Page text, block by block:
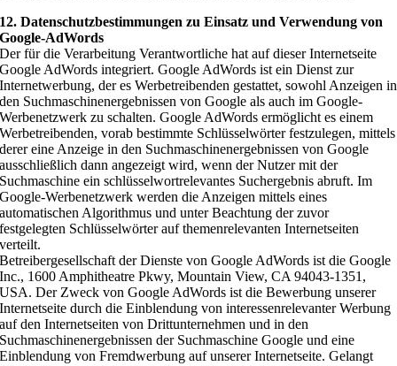
12. Datenschutzbestimmungen zu Einsatz und Verwendung von
Google-AdWords
Der für die Verarbeitung Verantwortliche hat auf dieser Internetseite
Google AdWords integriert. Google AdWords ist ein Dienst zur
Internetwerbung, der es Werbetreibenden gestattet, sowohl Anzeigen in
den Suchmaschinenergebnissen von Google als auch im Google-
Werbenetzwerk zu schalten. Google AdWords ermöglicht es einem
Werbetreibenden, vorab bestimmte Schlüsselwörter festzulegen, mittels
derer eine Anzeige in den Suchmaschinenergebnissen von Google
ausschließlich dann angezeigt wird, wenn der Nutzer mit der
Suchmaschine ein schlüsselwortrelevantes Suchergebnis abruft. Im
Google-Werbenetzwerk werden die Anzeigen mittels eines
automatischen Algorithmus und unter Beachtung der zuvor
festgelegten Schlüsselwörter auf themenrelevanten Internetseiten
verteilt.
Betreibergesellschaft der Dienste von Google AdWords ist die Google
Inc., 1600 Amphitheatre Pkwy, Mountain View, CA 94043-1351,
USA. Der Zweck von Google AdWords ist die Bewerbung unserer
Internetseite durch die Einblendung von interessenrelevanter Werbung
auf den Internetseiten von Drittunternehmen und in den
Suchmaschinenergebnissen der Suchmaschine Google und eine
Einblendung von Fremdwerbung auf unserer Internetseite. Gelangt